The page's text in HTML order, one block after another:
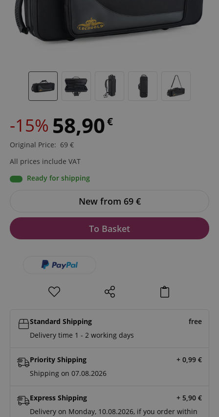
-15% 58,90€
Original Price: 69 €
All prices include VAT
Ready for shipping
New from 69 €
To Basket
Standard Shipping
free
Delivery time 1 - 2 working days
Priority Shipping + 0,99 €
Shipping on 07.08.2026
Express Shipping + 5,90 €
Delivery on Monday, 10.08.2026, if you order within